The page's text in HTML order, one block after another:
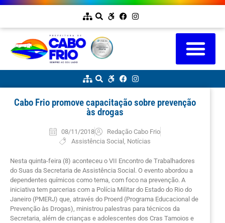
Cabo Frio promove capacitação sobre prevenção
às drogas
08/11/2018
Redação Cabo Frio
Assistência Social Notícias
Nesta quinta-feira (8) aconteceu o VII Encontro de Trabalhadores
do Suas da Secretaria de Assistência Social. O evento abordou a
dependentes químicos como tema, com foco na prevenção. A
iniciativa tem parcerias com a Polícia Militar do Estado do Rio do
Janeiro (PMERJ) que, através do Proerd (Programa Educacional de
Prevenção às Drogas), ministrou palestras para técnicos da
Secretaria, além de crianças e adolescentes dos Cras Tamoios e